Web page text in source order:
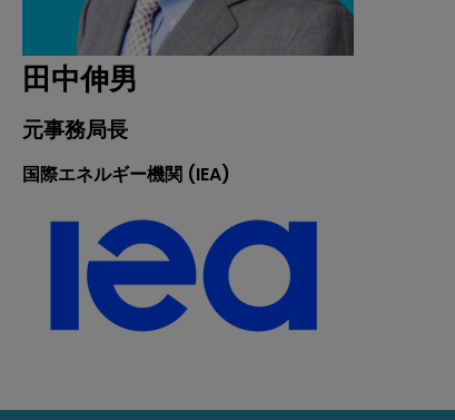
田中伸男
元事務局長
国際エネルギー機関 (IEA)